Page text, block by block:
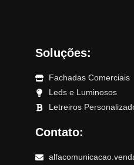
Soluções:
Fachadas Comerciais
Leds e Luminosos
Letreiros
Contato: